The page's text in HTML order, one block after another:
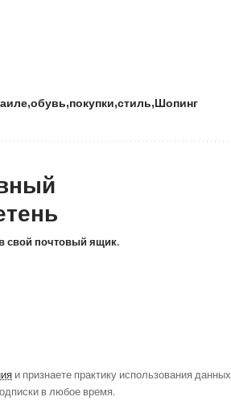
обувь покупки стиль Шопинг
свой почтовый ящик.
и признаете практику использования данных
в любое время.